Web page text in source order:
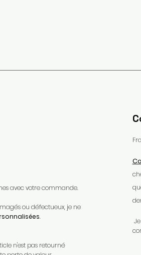
avec votre commande.​
ou défectueux, je ne
.​
n'est pas retourné